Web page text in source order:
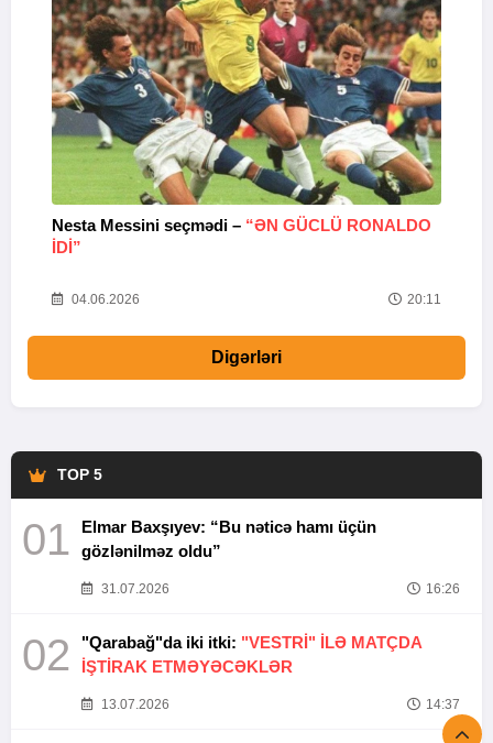
Nesta Messini seçmədi – “ƏN GÜCLÜ RONALDO
IDI”
04.06.2026 20:11
Digərləri
TOP 5
01
Elmar Baxşıyev: “Bu nəticə hamı üçün
gözlənilməz oldu”
31.07.2026 16:26
02 "Qarabağ"da iki itki: "VESTRİ" İLƏ MATÇDA
İŞTİRAK ETMƏYƏCƏKLƏR
13.07.2026 14:37